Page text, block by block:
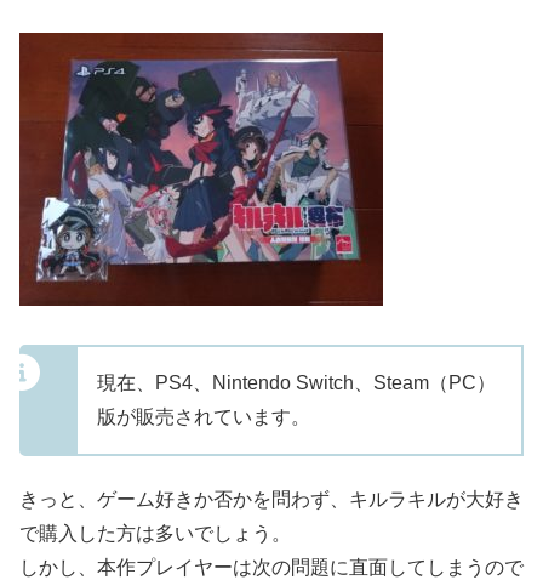
現在、PS4、Nintendo Switch、Steam（PC）
版が販売されています。
きっと、ゲーム好きか否かを問わず、キルラキルが大好き
で購入した方は多いでしょう。
しかし、本作プレイヤーは次の問題に直面してしまうので